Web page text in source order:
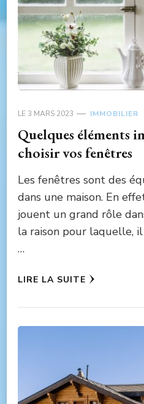
LE 3 MARS 2023 IMMOBILIER
Quelques éléments
choisir vos fenêtres
Les fenêtres sont des
dans une maison. En
jouent un grand rôle
la raison pour laquelle,
…
LIRE LA SUITE